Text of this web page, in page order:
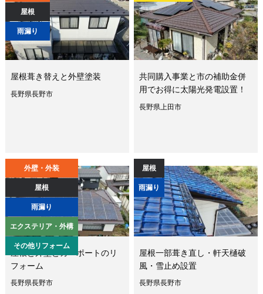
屋根
雨漏り
屋根葺き替えと外壁塗装
長野県長野市
共同購入事業と市の補助金併
用でお得に太陽光発電設置！
長野県上田市
外壁・外装
屋根
雨漏り
エクステリア・外構
その他リフォーム
屋根と外壁とカーポートのリ
フォーム
長野県長野市
屋根
雨漏り
屋根一部葺き直し・軒天樋破
風・雪止め設置
長野県長野市